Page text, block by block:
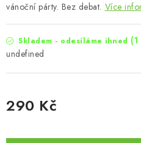
vánoční párty. Bez debat. Více
Skladem - odesíláme ihned
undefined
290 Kč